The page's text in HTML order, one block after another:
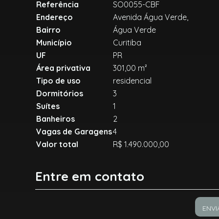
Referência
SO0055-CBF
Endereço
Avenida Água Verde,
Bairro
Água Verde
Município
Curitiba
UF
PR
Área privativa
301,00 m²
Tipo de uso
residencial
Dormitórios
3
Suítes
1
Banheiros
2
Vagas de Garagens4
Valor total
R$ 1.490.000,00
Entre em contato